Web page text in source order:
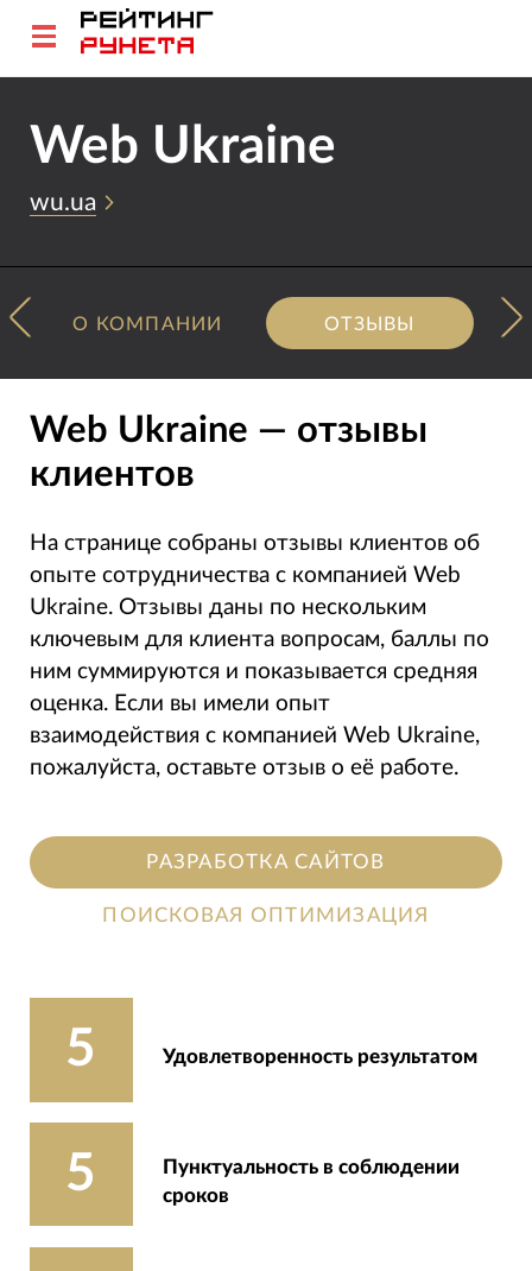
Web Ukraine
wu.ua
О КОМПАНИИ ОТЗЫВЫ
Web Ukraine — отзывы
клиентов
На странице собраны отзывы клиентов об
опыте сотрудничества с компанией Web
Ukraine. Отзывы даны по нескольким
ключевым для клиента вопросам, баллы по
ним суммируются и показывается средняя
оценка. Если вы имели опыт
взаимодействия с компанией Web Ukraine,
пожалуйста, оставьте отзыв о её работе.
РАЗРАБОТКА САЙТОВ
ПОИСКОВАЯ ОПТИМИЗАЦИЯ
5 Удовлетворенность результатом
5
Пунктуальность в соблюдении
сроков